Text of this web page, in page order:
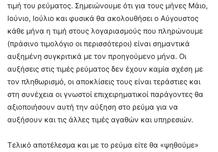
τιμή του ρεύματος. Σημειώνουμε ότι για τους μήνες Μάιο,
Ιούνιο, Ιούλιο και φυσικά θα ακολουθήσει ο Αύγουστος
κάθε μήνα η τιμή στους λογαριασμούς που πληρώνουμε
(πράσινο τιμολόγιο οι περισσότεροι) είναι σημαντικά
αυξημένη συγκριτικά με τον προηγούμενο μήνα. Οι
αυξήσεις στις τιμές ρεύματος δεν έχουν καμία σχέση με
τον πληθωρισμό, οι αποκλίσεις τους είναι τεράστιες και
στη συνέχεια οι γνωστοί επιχειρηματικοί παράγοντες θα
αξιοποιήσουν αυτή την αύξηση στο ρεύμα για να
αυξήσουν και τις άλλες τιμές αγαθών και υπηρεσιών.
Τελικό αποτέλεσμα και με το ρεύμα είτε θα «ψηθούμε»